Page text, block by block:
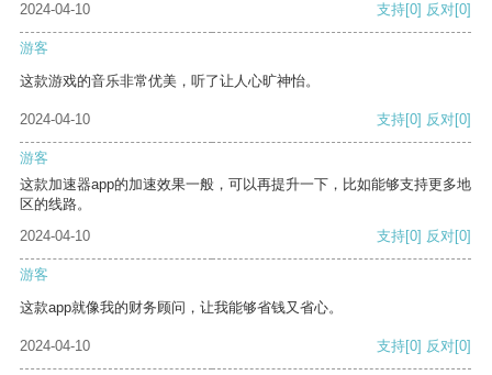
2024-04-10
支持[0] 反对[0]
游客
这款游戏的音乐非常优美，听了让人心旷神怡。
2024-04-10 支持[0] 反对[0]
游客
这款加速器app的加速效果一般，可以再提升一下，比如能够支持更多地
区的线路。
2024-04-10
支持[0] 反对[0]
游客
这款app就像我的财务顾问，让我能够省钱又省心。
2024-04-10 支持[0] 反对[0]